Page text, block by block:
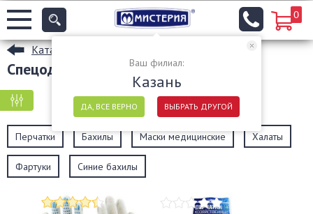
Ваш филиал:
Казань
ДА, ВСЕ ВЕРНО ВЫБРАТЬ ДРУГОЙ
0
Каталог
Спецодежда оптом в Казани
Перчатки Бахилы Маски медицинские Халаты
Фартуки Синие бахилы